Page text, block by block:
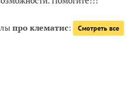
про клематис: Смотреть все